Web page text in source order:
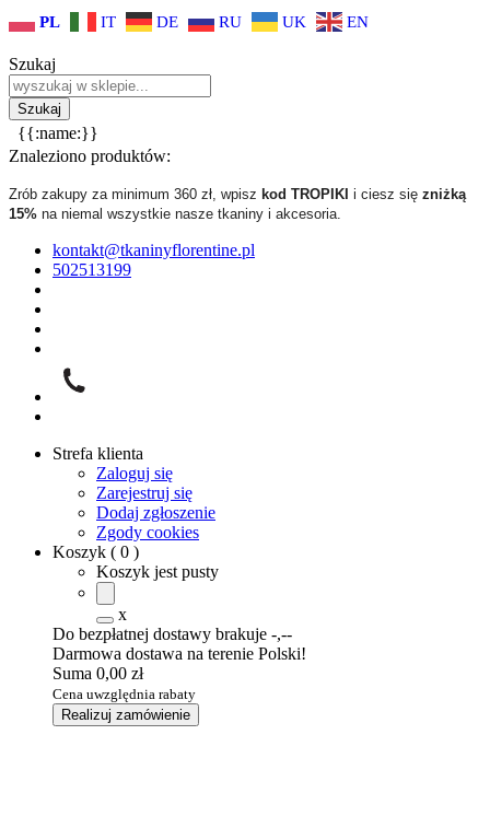
PL IT DE RU UK EN
Szukaj
{{:name:}}
Znaleziono produktów:
Zrób zakupy za minimum 360 zł, wpisz kod TROPIKI i ciesz się zniżką
15% na niemal wszystkie nasze tkaniny i akcesoria.
kontakt@tkaninyflorentine.pl
502513199
Strefa klienta
Zaloguj się
Zarejestruj się
Dodaj zgłoszenie
Zgody cookies
Koszyk ( 0 )
Koszyk jest pusty
x
Do bezpłatnej dostawy brakuje -,--
Darmowa dostawa na terenie Polski!
Suma 0,00 zł
Cena uwzględnia rabaty
Realizuj zamówienie